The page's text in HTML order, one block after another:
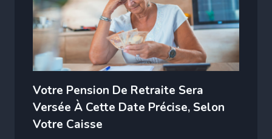
Votre Pension De Retraite Sera
Versée À Cette Date Précise, Selon
Votre Caisse